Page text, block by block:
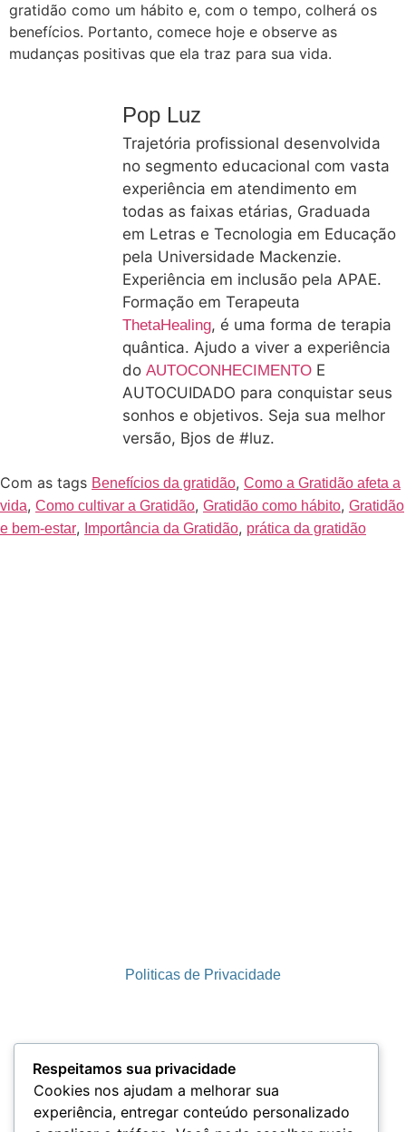
gratidão como um hábito e, com o tempo, colherá os
benefícios. Portanto, comece hoje e observe as
mudanças positivas que ela traz para sua vida.
Pop Luz
Trajetória profissional desenvolvida
no segmento educacional com vasta
experiência em atendimento em
todas as faixas etárias, Graduada
em Letras e Tecnologia em Educação
pela Universidade Mackenzie.
Experiência em inclusão pela APAE.
Formação em Terapeuta
ThetaHealing, é uma forma de terapia
quântica. Ajudo a viver a experiência
do AUTOCONHECIMENTO E
AUTOCUIDADO para conquistar seus
sonhos e objetivos. Seja sua melhor
versão, Bjos de #luz.
Com as tags Benefícios da gratidão, Como a Gratidão afeta a
vida, Como cultivar a Gratidão, Gratidão como hábito, Gratidão
e bem-estar, Importância da Gratidão, prática da gratidão
Politicas de Privacidade
Termos e Condições
Respeitamos sua privacidade
Cookies nos ajudam a melhorar sua
experiência, entregar conteúdo personalizado